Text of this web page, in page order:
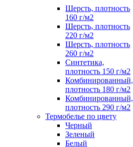
Шерсть, плотность
160 г/м2
Шерсть, плотность
220 г/м2
Шерсть, плотность
260 г/м2
Синтетика,
плотность 150 г/м2
Комбинированный,
плотность 180 г/м2
Комбинированный,
плотность 290 г/м2
Термобелье по цвету
Черный
Зеленый
Белый